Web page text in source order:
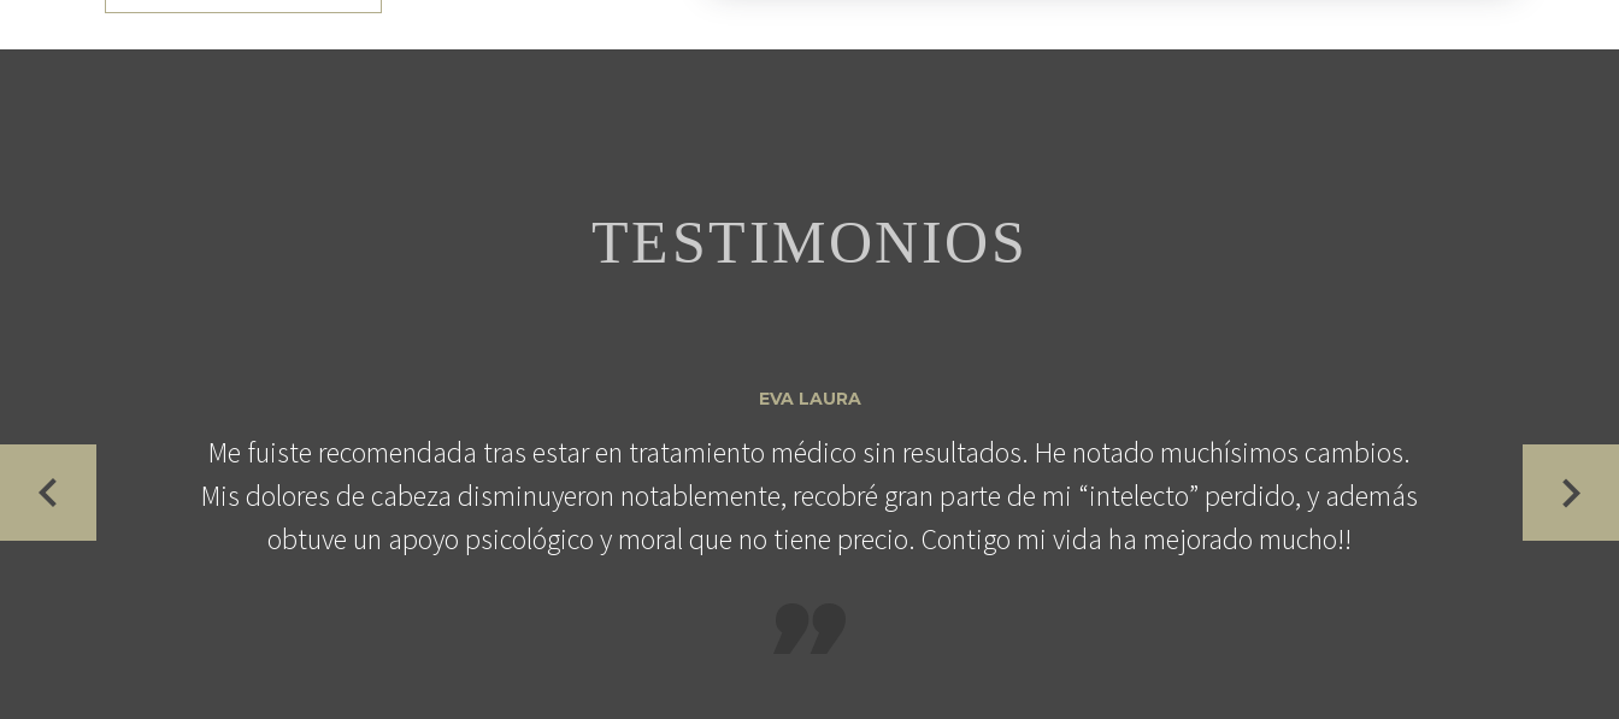
TESTIMONIOS
EVA LAURA
Me fuiste recomendada tras estar en tratamiento médico sin resultados. He notado muchísimos cambios.
Mis dolores de cabeza disminuyeron notablemente, recobré gran parte de mi “intelecto” perdido, y además
obtuve un apoyo psicológico y moral que no tiene precio. Contigo mi vida ha mejorado mucho!!